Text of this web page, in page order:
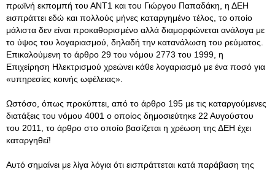
πρωϊνή εκπομπή του ΑΝΤ1 και του Γιώργου Παπαδάκη, η ΔΕΗ
εισπράττει εδώ και πολλούς μήνες καταργημένο τέλος, το οποίο
μάλιστα δεν είναι προκαθορισμένο αλλά διαμορφώνεται ανάλογα με
το ύψος του λογαριασμού, δηλαδή την κατανάλωση του ρεύματος.
Επικαλούμενη το άρθρο 29 του νόμου 2773 του 1999, η
Επιχείρηση Ηλεκτρισμού χρεώνει κάθε λογαριασμό με ένα ποσό για
«υπηρεσίες κοινής ωφέλειας».
Ωστόσο, όπως προκύπτει, από το άρθρο 195 με τις καταργούμενες
διατάξεις του νόμου 4001 ο οποίος δημοσιεύτηκε 22 Αυγούστου
του 2011, το άρθρο στο οποίο βασίζεται η χρέωση της ΔΕΗ έχει
καταργηθεί!
Αυτό σημαίνει με λίγα λόγια ότι εισπράττεται κατά παράβαση της